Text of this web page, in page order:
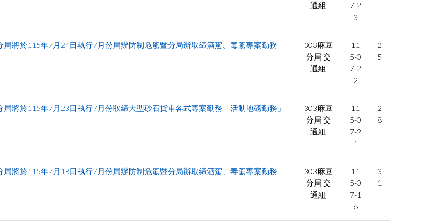
通組
7-2
3
局將於115年7月24日執行7月份局辦防制危駕暨分局辦取締酒駕、毒駕專案勤務
303麻豆
分局 交
通組
11
5-0
7-2
2
2
5
局將於115年7月23日執行7月份取締大型砂石貨車各式專案勤務「活動地磅勤務」
303麻豆
分局 交
通組
11
5-0
7-2
1
2
8
局將於115年7月18日執行7月份局辦防制危駕暨分局辦取締酒駕、毒駕專案勤務
303麻豆
分局 交
通組
11
5-0
7-1
6
3
1